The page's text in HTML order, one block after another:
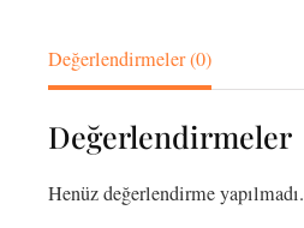
Değerlendirmeler (0)
Değerlendirmeler
Henüz değerlendirme yapılmadı.